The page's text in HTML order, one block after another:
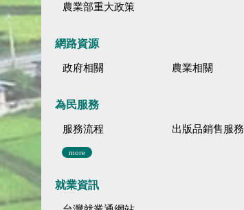
農業部重大政策
網路資源
政府相關 農業相關
為民服務
服務流程 出版品銷售服務
more
就業資訊